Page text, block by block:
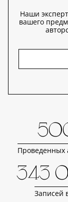
Наши
вашего
Проведенных
343
Записей